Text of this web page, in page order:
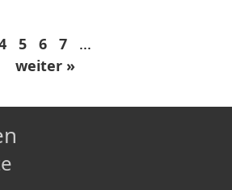
5 6 7
...
weiter »